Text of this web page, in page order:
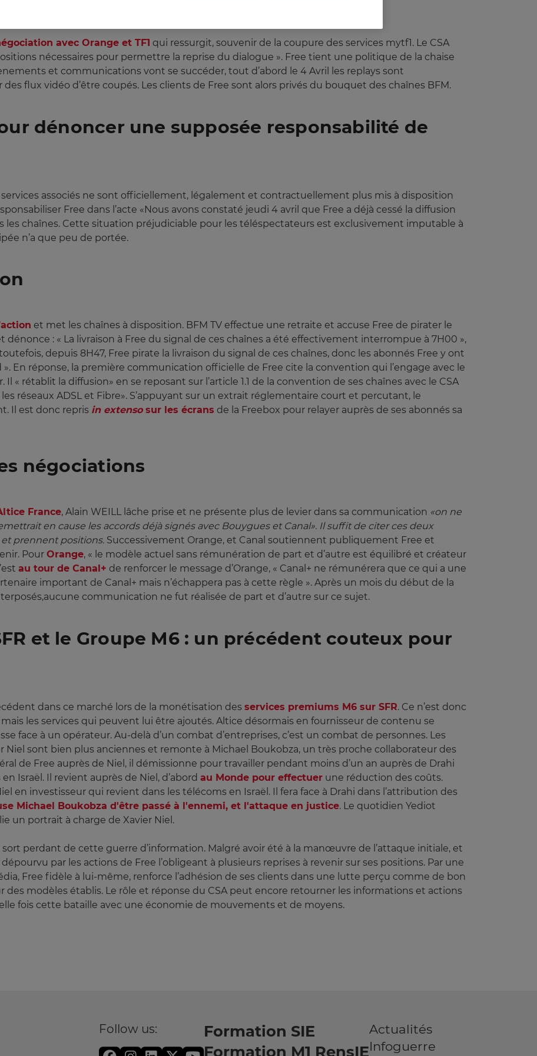
avec Orange et TF1 qui ressurgit, souvenir de la coupure des services mytf1. Le CSA
nécessaires pour permettre la reprise du dialogue ». Free tient une politique de la chaise
et communications vont se succéder, tout d’abord le 4 Avril les replays sont
des flux vidéo d’être coupés. Les clients de Free sont alors privés du bouquet des chaînes BFM.
dénoncer une supposée responsabilité de
services associés ne sont officiellement, légalement et contractuellement plus mis à disposition
Free dans l’acte «Nous avons constaté jeudi 4 avril que Free a déjà cessé la diffusion
les chaînes. Cette situation préjudiciable pour les téléspectateurs est exclusivement imputable à
n’a que peu de portée.
et met les chaînes à disposition. BFM TV effectue une retraite et accuse Free de pirater le
dénonce : « La livraison à Free du signal de ces chaînes a été effectivement interrompue à 7H00 »,
depuis 8H47, Free pirate la livraison du signal de ces chaînes, donc les abonnés Free y ont
». En réponse, la première communication officielle de Free cite la convention qui l’engage avec le
« rétablit la diffusion» en se reposant sur l’article 1.1 de la convention de ses chaînes avec le CSA
réseaux ADSL et Fibre». S’appuyant sur un extrait réglementaire court et percutant, le
Il est donc repris in extensosur les écrans de la Freebox pour relayer auprès de ses abonnés sa
négociations
France, Alain WEILL lâche prise et ne présente plus de levier dans sa communication «on ne
en cause les accords déjà signés avec Bouygues et Canal». Il suffit de citer ces deux
prennent positions. Successivement Orange, et Canal soutiennent publiquement Free et
Pour Orange, « le modèle actuel sans rémunération de part et d’autre est équilibré et créateur
au tour de Canal+ de renforcer le message d’Orange, « Canal+ ne rémunérera que ce qui a une
important de Canal+ mais n’échappera pas à cette règle ». Après un mois du début de la
communication ne fut réalisée de part et d’autre sur ce sujet.
et le Groupe M6 : un précédent couteux pour
dans ce marché lors de la monétisation des services premiums M6 sur SFR. Ce n’est donc
les services qui peuvent lui être ajoutés. Altice désormais en fournisseur de contenu se
face à un opérateur. Au-delà d’un combat d’entreprises, c’est un combat de personnes. Les
Niel sont bien plus anciennes et remonte à Michael Boukobza, un très proche collaborateur des
de Free auprès de Niel, il démissionne pour travailler pendant moins d’un an auprès de Drahi
Israël. Il revient auprès de Niel, d’abord au Monde pour effectuer une réduction des coûts.
en investisseur qui revient dans les télécoms en Israël. Il fera face à Drahi dans l’attribution des
Michael Boukobza d'être passé à l'ennemi, et l'attaque en justice. Le quotidien Yediot
un portrait à charge de Xavier Niel.
sort perdant de cette guerre d’information. Malgré avoir été à la manœuvre de l’attaque initiale, et
par les actions de Free l’obligeant à plusieurs reprises à revenir sur ses positions. Par une
Free fidèle à lui-même, renforce l’adhésion de ses clients dans une lutte perçu comme de bon
modèles établis. Le rôle et réponse du CSA peut encore retourner les informations et actions
fois cette bataille avec une économie de mouvements et de moyens.
Follow us:
Formation SIE
Formation M1 RensIE
Actualités
Infoguerre